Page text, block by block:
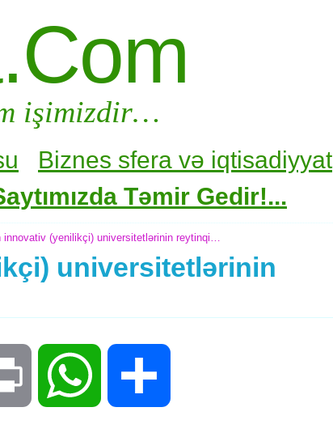
işimizdir…
Biznes sfera və iqtisadiyyat
Təmir Gedir!...
innovativ (yenilikçi) universitetlərinin reytinqi…
universitetlərinin
Print WhatsApp